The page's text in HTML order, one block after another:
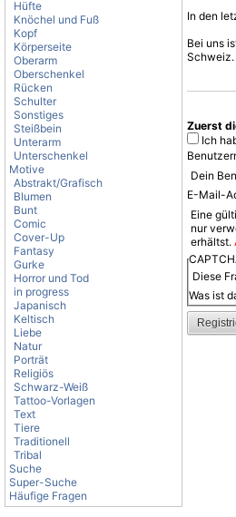
Hüfte
Knöchel und Fuß
Kopf
Körperseite
Oberarm
Oberschenkel
Rücken
Schulter
Sonstiges
Steißbein
Unterarm
Unterschenkel
Motive
Abstrakt/Grafisch
Blumen
Bunt
Comic
Cover-Up
Fantasy
Gurke
Horror und Tod
in progress
Japanisch
Keltisch
Liebe
Natur
Porträt
Religiös
Schwarz-Weiß
Tattoo-Vorlagen
Text
Tiere
Traditionell
Tribal
Suche
Super-Suche
Häufige Fragen
In den
Bei uns
Schweiz.
Zuerst
Ich
Dein
E-Mail-
Eine
nur
erhältst.
Diese
Was ist